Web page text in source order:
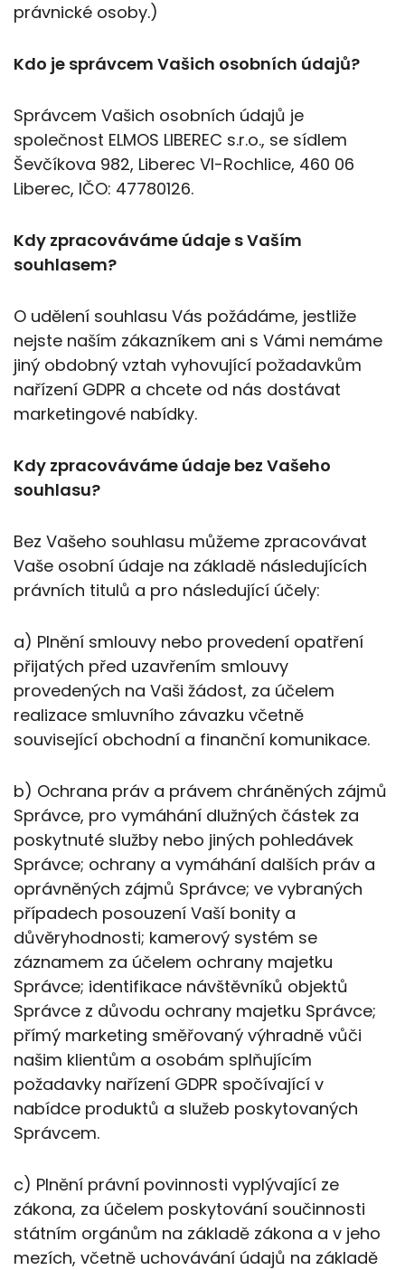
právnické osoby.)
Kdo je správcem Vašich osobních údajů?
Správcem Vašich osobních údajů je
společnost ELMOS LIBEREC s.r.o., se sídlem
Ševčíkova 982, Liberec VI-Rochlice, 460 06
Liberec, IČO: 47780126.
Kdy zpracováváme údaje s Vaším
souhlasem?
O udělení souhlasu Vás požádáme, jestliže
nejste naším zákazníkem ani s Vámi nemáme
jiný obdobný vztah vyhovující požadavkům
nařízení GDPR a chcete od nás dostávat
marketingové nabídky.
Kdy zpracováváme údaje bez Vašeho
souhlasu?
Bez Vašeho souhlasu můžeme zpracovávat
Vaše osobní údaje na základě následujících
právních titulů a pro následující účely:
a) Plnění smlouvy nebo provedení opatření
přijatých před uzavřením smlouvy
provedených na Vaši žádost, za účelem
realizace smluvního závazku včetně
související obchodní a finanční komunikace.
b) Ochrana práv a právem chráněných zájmů
Správce, pro vymáhání dlužných částek za
poskytnuté služby nebo jiných pohledávek
Správce; ochrany a vymáhání dalších práv a
oprávněných zájmů Správce; ve vybraných
případech posouzení Vaší bonity a
důvěryhodnosti; kamerový systém se
záznamem za účelem ochrany majetku
Správce; identifikace návštěvníků objektů
Správce z důvodu ochrany majetku Správce;
přímý marketing směřovaný výhradně vůči
našim klientům a osobám splňujícím
požadavky nařízení GDPR spočívající v
nabídce produktů a služeb poskytovaných
Správcem.
c) Plnění právní povinnosti vyplývající ze
zákona, za účelem poskytování součinnosti
státním orgánům na základě zákona a v jeho
mezích, včetně uchovávání údajů na základě